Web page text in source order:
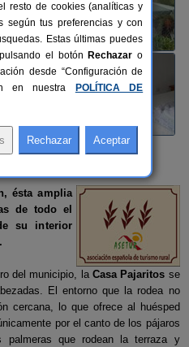
ésta amplia
de todo el
su interior
del municipio, la Casa Pajaritos se
El entorno que la rodea no
cercana, lo que ofrece al huésped
por el canto de los pájaros
palmeras que rodean la terraza y
resto de cookies (analíticas y
según tus preferencias y con
Estas últimas puedes
el botón Rechazar o
desde “Configuración de
en nuestra
POLÍTICA DE